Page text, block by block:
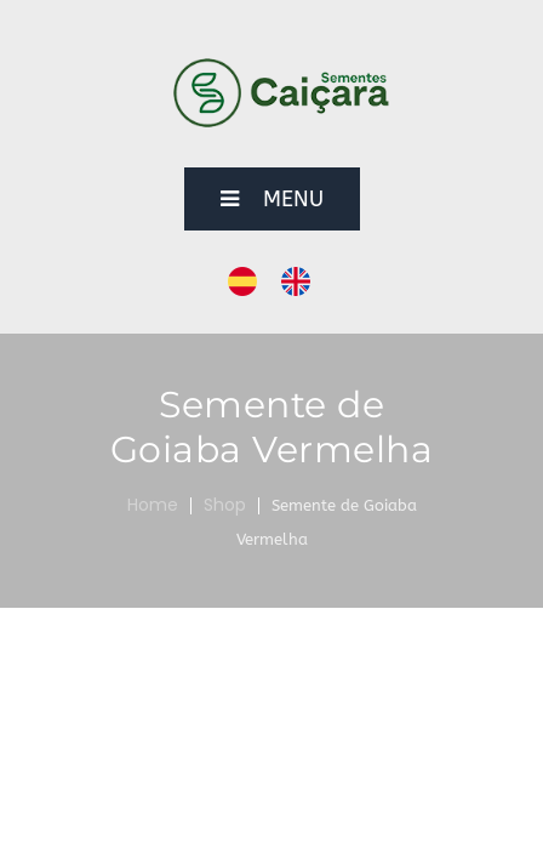
MENU
Semente de
Goiaba Vermelha
Home Shop
Semente de Goiaba
Vermelha